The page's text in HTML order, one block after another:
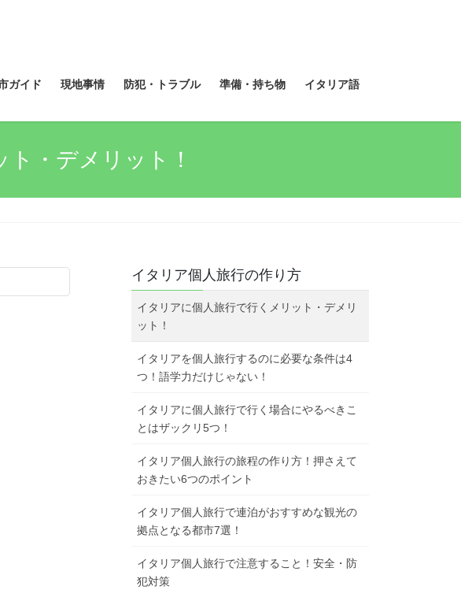
ガイド 現地事情 防犯・トラブル 準備・持ち物 イタリア語
・デメリット！
イタリア個人旅行の作り方
イタリアに個人旅行で行くメリット・デメリ
ット！
イタリアを個人旅行するのに必要な条件は4
つ！語学力だけじゃない！
イタリアに個人旅行で行く場合にやるべきこ
とはザックリ5つ！
イタリア個人旅行の旅程の作り方！押さえて
おきたい6つのポイント
イタリア個人旅行で連泊がおすすめな観光の
拠点となる都市7選！
イタリア個人旅行で注意すること！安全・防
犯対策